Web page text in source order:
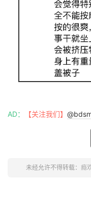
AD： 【关注我们】
未经允许不得转载： 瘾